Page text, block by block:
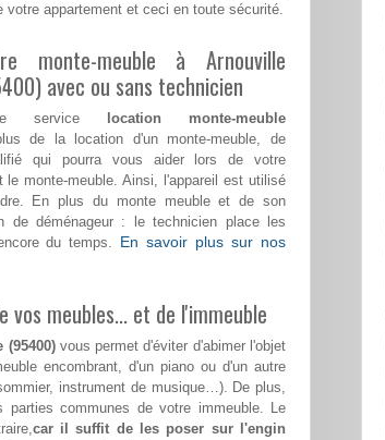
votre appartement et ceci en toute sécurité.
monte-meuble à Arnouville
avec ou sans technicien
service
location monte-meuble
de la location d'un monte-meuble, de
qui pourra vous aider lors de votre
le monte-meuble. Ainsi, l'appareil est utilisé
En plus du monte meuble et de son
de déménageur : le technicien place les
du temps. En savoir plus sur nos
meubles... et de l'immeuble
vous permet d'éviter d'abimer l'objet
encombrant, d'un piano ou d'un autre
instrument de musique…). De plus,
communes de votre immeuble. Le
car il suffit de les poser sur l'engin